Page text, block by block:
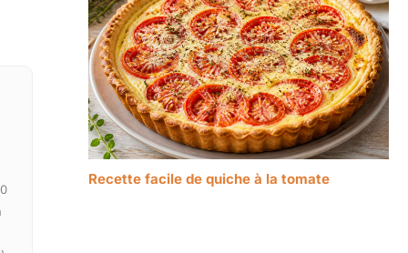
Recette facile de quiche à la tomate